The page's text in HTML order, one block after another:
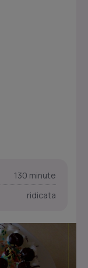
130 minute
ridicata